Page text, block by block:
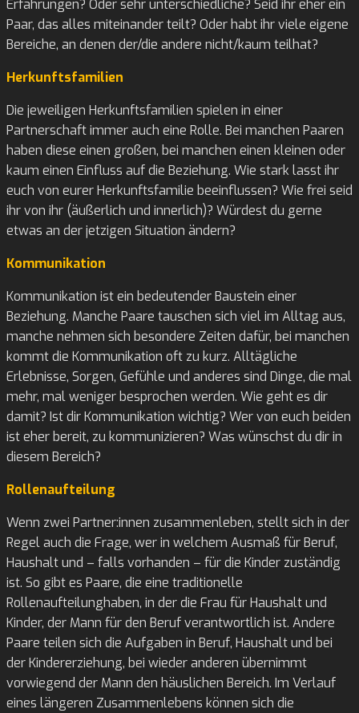
Erfahrungen? Oder sehr unterschiedliche? Seid ihr eher ein
Paar, das alles miteinander teilt? Oder habt ihr viele eigene
Bereiche, an denen der/die andere nicht/kaum teilhat?
Herkunftsfamilien
Die jeweiligen Herkunftsfamilien spielen in einer
Partnerschaft immer auch eine Rolle. Bei manchen Paaren
haben diese einen großen, bei manchen einen kleinen oder
kaum einen Einfluss auf die Beziehung. Wie stark lasst ihr
euch von eurer Herkunftsfamilie beeinflussen? Wie frei seid
ihr von ihr (äußerlich und innerlich)? Würdest du gerne
etwas an der jetzigen Situation ändern?
Kommunikation
Kommunikation ist ein bedeutender Baustein einer
Beziehung. Manche Paare tauschen sich viel im Alltag aus,
manche nehmen sich besondere Zeiten dafür, bei manchen
kommt die Kommunikation oft zu kurz. Alltägliche
Erlebnisse, Sorgen, Gefühle und anderes sind Dinge, die mal
mehr, mal weniger besprochen werden. Wie geht es dir
damit? Ist dir Kommunikation wichtig? Wer von euch beiden
ist eher bereit, zu kommunizieren? Was wünschst du dir in
diesem Bereich?
Rollenaufteilung
Wenn zwei Partner:innen zusammenleben, stellt sich in der
Regel auch die Frage, wer in welchem Ausmaß für Beruf,
Haushalt und – falls vorhanden – für die Kinder zuständig
ist. So gibt es Paare, die eine traditionelle
Rollenaufteilunghaben, in der die Frau für Haushalt und
Kinder, der Mann für den Beruf verantwortlich ist. Andere
Paare teilen sich die Aufgaben in Beruf, Haushalt und bei
der Kindererziehung, bei wieder anderen übernimmt
vorwiegend der Mann den häuslichen Bereich. Im Verlauf
eines längeren Zusammenlebens können sich die